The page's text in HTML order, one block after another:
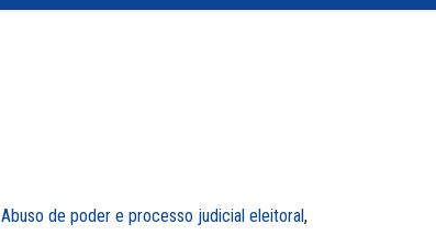
Abuso de poder e processo judicial eleitoral,